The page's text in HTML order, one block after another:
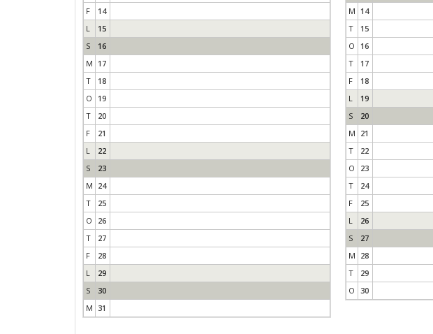
F
14
L
15
S
16
M 17
T
18
O
19
T
20
F
21
L
22
S
23
M 24
T
25
O
26
T
27
F
28
L
29
S
30
M 31
M 14
T
15
O
16
T
17
F
18
L
19
S
20
M 21
T
22
O
23
T
24
F
25
L
26
S
27
M 28
T
29
O 30